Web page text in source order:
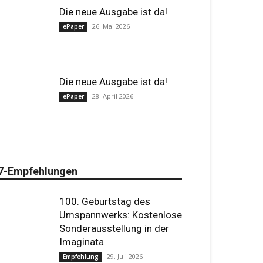
Die neue Ausgabe ist da!
ePaper 26. Mai 2026
Die neue Ausgabe ist da!
ePaper 28. April 2026
Empfehlungen
100. Geburtstag des
Umspannwerks: Kostenlose
Sonderausstellung in der
Imaginata
Empfehlung 29. Juli 2026